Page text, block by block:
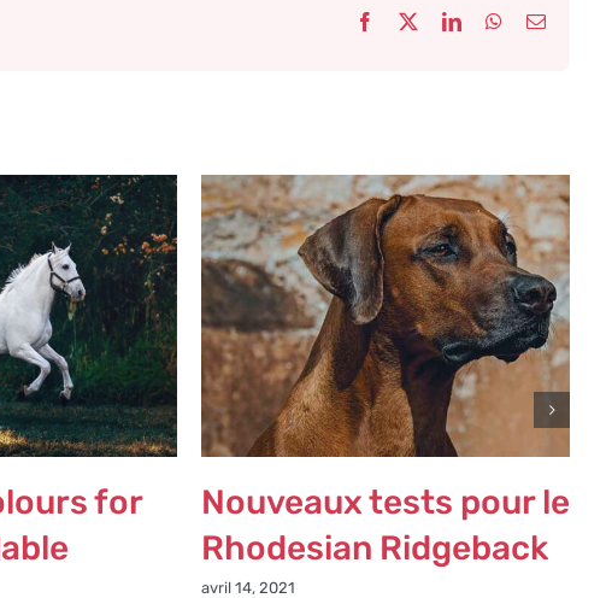
Facebook LinkedInWhatsApp
Email
for
Nouveaux tests pour le
Rhodesian Ridgeback
avril 14, 2021